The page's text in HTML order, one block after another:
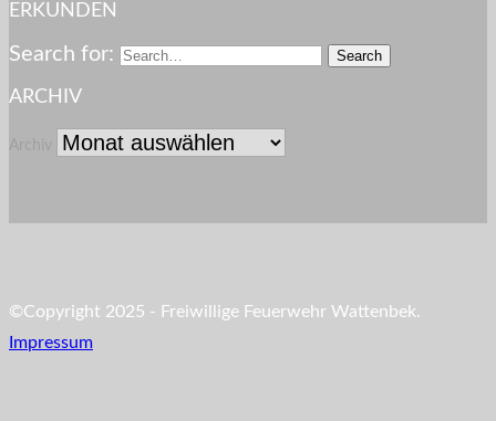
ERKUNDEN
Search for:
ARCHIV
©Copyright 2025 - Freiwillige Feuerwehr Wattenbek.
Impressum